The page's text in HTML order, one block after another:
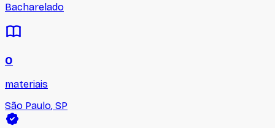
Bacharelado
0
materiais
São Paulo, SP